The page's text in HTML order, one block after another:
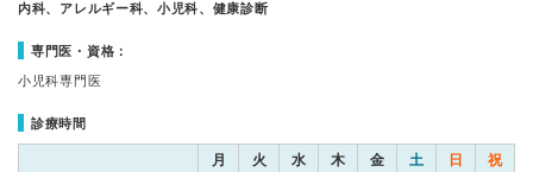
内科、アレルギー科、小児科、健康診断
専門医・資格：
小児科専門医
診療時間
月 火 水 木 金 土 日 祝